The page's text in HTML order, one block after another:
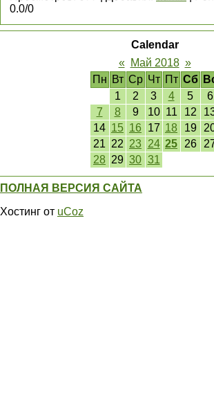
0.0/0
Calendar
«
Май 2018 »
Пн Вт Ср Чт Пт Сб
1
2 3 4 5
6
7
8 9 10 11 12
14 15 16 17 18 19
21 22 23 24 25 26
28 29 30 31
ПОЛНАЯ ВЕРСИЯ САЙТА
Хостинг от uCoz